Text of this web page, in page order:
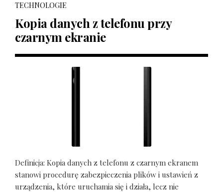
TECHNOLOGIE
Kopia danych z telefonu przy
czarnym ekranie
Definicja: Kopia danych z telefonu z czarnym ekranem
stanowi procedurę zabezpieczenia plików i ustawień z
urządzenia, które uruchamia się i działa, lecz nie